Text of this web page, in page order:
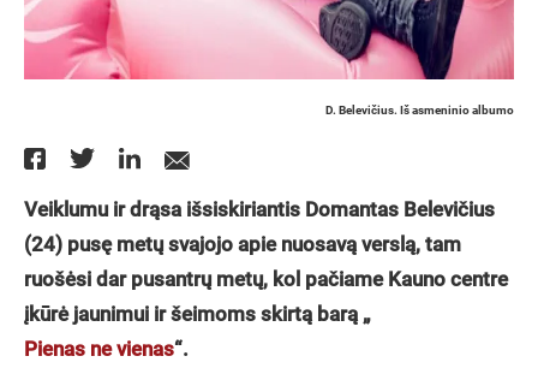
D. Belevičius. Iš asmeninio albumo
Veiklumu ir drąsa išsiskiriantis Domantas Belevičius
(24) pusę metų svajojo apie nuosavą verslą, tam
ruošėsi dar pusantrų metų, kol pačiame Kauno centre
įkūrė jaunimui ir šeimoms skirtą barą „
Pienas ne vienas“.